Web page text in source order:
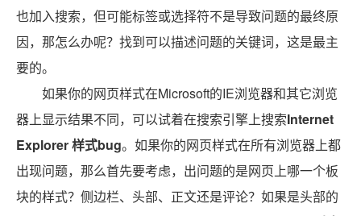
也加入搜索，但可能标签或选择符不是导致问题的最终原
因，那怎么办呢？找到可以描述问题的关键词，这是最主
要的。
如果你的网页样式在Microsoft的IE浏览器和其它浏览
器上显示结果不同，可以试着在搜索引擎上搜索Internet
Explorer 样式bug。如果你的网页样式在所有浏览器上都
出现问题，那么首先要考虑，出问题的是网页上哪一个板
块的样式？ 侧边栏、 头部、 正文还是评论？如果是头部的